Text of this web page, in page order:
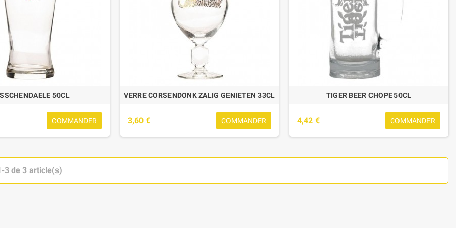
50CL
COMMANDER
VERRE CORSENDONK ZALIG GENIETEN 33CL
3,60 € COMMANDER
TIGER BEER CHOPE 50CL
4,42 € COMMANDER
3 de 3 article(s)